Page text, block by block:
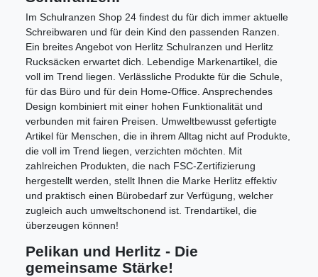
Im Schulranzen Shop 24 findest du für dich immer aktuelle
Schreibwaren und für dein Kind den passenden Ranzen.
Ein breites Angebot von Herlitz Schulranzen und Herlitz
Rucksäcken erwartet dich. Lebendige Markenartikel, die
voll im Trend liegen. Verlässliche Produkte für die Schule,
für das Büro und für dein Home-Office. Ansprechendes
Design kombiniert mit einer hohen Funktionalität und
verbunden mit fairen Preisen. Umweltbewusst gefertigte
Artikel für Menschen, die in ihrem Alltag nicht auf Produkte,
die voll im Trend liegen, verzichten möchten. Mit
zahlreichen Produkten, die nach FSC-Zertifizierung
hergestellt werden, stellt Ihnen die Marke Herlitz effektiv
und praktisch einen Bürobedarf zur Verfügung, welcher
zugleich auch umweltschonend ist. Trendartikel, die
überzeugen können!
Pelikan und Herlitz - Die
gemeinsame Stärke!